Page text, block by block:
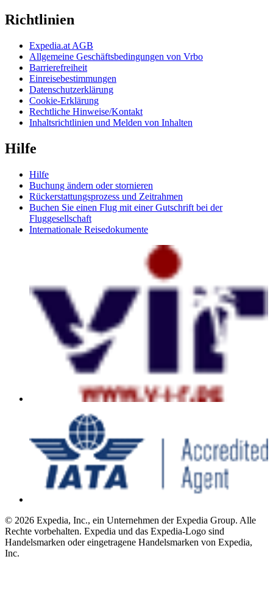
Richtlinien
Expedia.at AGB
Allgemeine Geschäftsbedingungen von Vrbo
Barrierefreiheit
Einreisebestimmungen
Datenschutzerklärung
Cookie-Erklärung
Rechtliche Hinweise/Kontakt
Inhaltsrichtlinien und Melden von Inhalten
Hilfe
Hilfe
Buchung ändern oder stornieren
Rückerstattungsprozess und Zeitrahmen
Buchen Sie einen Flug mit einer Gutschrift bei der
Fluggesellschaft
Internationale Reisedokumente
© 2026 Expedia, Inc., ein Unternehmen der Expedia Group. Alle
Rechte vorbehalten. Expedia und das Expedia-Logo sind
Handelsmarken oder eingetragene Handelsmarken von Expedia,
Inc.